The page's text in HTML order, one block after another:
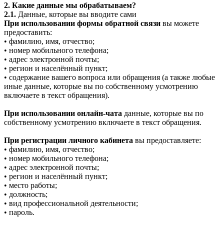
2. Какие данные мы обрабатываем?
2.1. Данные, которые вы вводите сами
При использовании формы обратной связи вы можете
предоставить:
• фамилию, имя, отчество;
• номер мобильного телефона;
• адрес электронной почты;
• регион и населённый пункт;
• содержание вашего вопроса или обращения (а также любые
иные данные, которые вы по собственному усмотрению
включаете в текст обращения).
При использовании онлайн-чата данные, которые вы по
собственному усмотрению включаете в текст обращения.
При регистрации личного кабинета вы предоставляете:
• фамилию, имя, отчество;
• номер мобильного телефона;
• адрес электронной почты;
• регион и населённый пункт;
• место работы;
• должность;
• вид профессиональной деятельности;
• пароль.